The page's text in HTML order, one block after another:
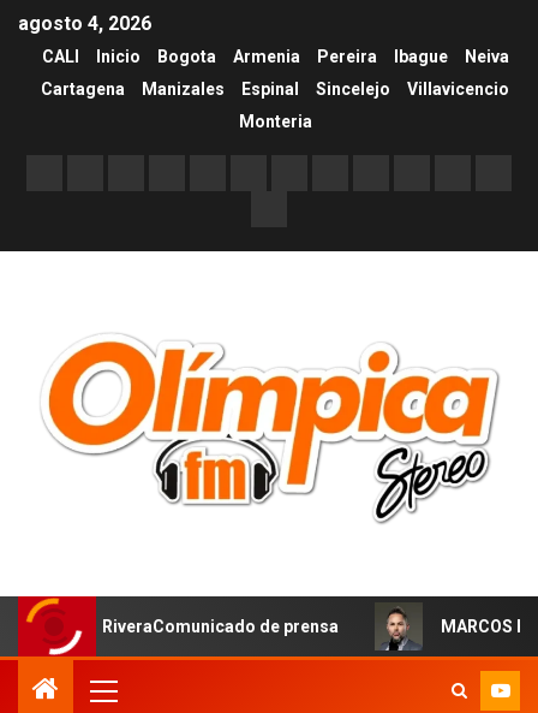
agosto 4, 2026
CALI Inicio Bogota Armenia Pereira Ibague
Neiva
Cartagena
Manizales Espinal Sincelejo
Villavicencio
Monteria
de prensa MARCOS PETRO